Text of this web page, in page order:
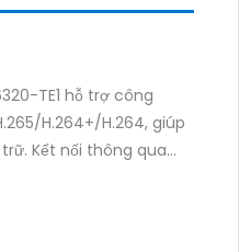
TE1 hỗ trợ công
H.264+/H.264, giúp
Kết nối thông qua